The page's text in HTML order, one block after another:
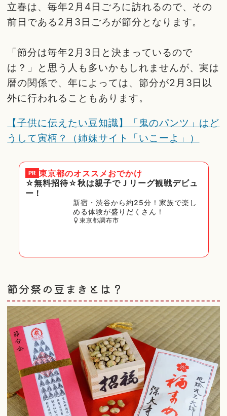
立春は、毎年2月4日ごろに訪れるので、その
前日である2月3日ごろが節分となります。
「節分は毎年2月3日と決まっているので
は？」と思う人も多いかもしれませんが、実は
暦の関係で、年によっては、節分が2月3日以
外に行われることもあります。
【子供に伝えたい豆知識】「鬼のパンツ」はど
うして寅柄？（姉妹サイト「いこーよ」）
PR 東京都のオススメおでかけ
☆無料招待☆秋は親子でＪリーグ観戦デビュ
ー！
新宿・渋谷から約25分！家族で楽し
める体験が盛りだくさん！
東京都調布市
節分祭の豆まきとは？